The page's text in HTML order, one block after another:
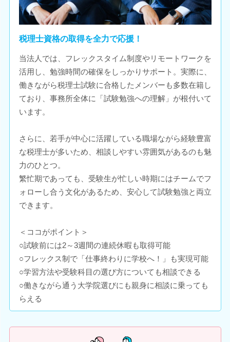
税理士資格の取得を全力で応援！
当法人では、フレックスタイム制度やリモートワークを
活用し、勉強時間の確保をしっかりサポート。実際に、
働きながら税理士試験に合格したメンバーも多数在籍し
ており、事務所全体に「試験勉強への理解」が根付いて
います。
さらに、若手が中心に活躍している職場ながら経験豊富
な税理士が多いため、相談しやすい雰囲気があるのも魅
力のひとつ。
繁忙期であっても、受験生が忙しい時期にはチームでフ
ォローし合う文化があるため、安心して試験勉強と両立
できます。
＜ココがポイント＞
○試験前には2～3週間の連続休暇も取得可能
○フレックス制で「仕事終わりに学校へ！」も実現可能
○学習方法や受験科目の選び方についても相談できる
○働きながら通う大学院選びにも親身に相談に乗っても
らえる